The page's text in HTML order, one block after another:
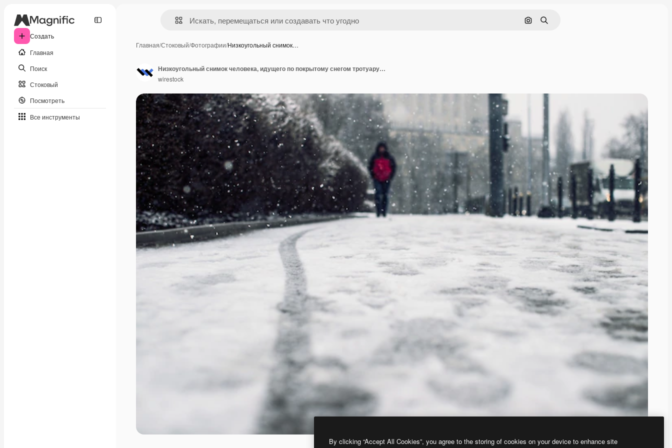
Создать
Главная
Поиск
Стоковый
Посмотреть
Все инструменты
Поиск по изображению
Поиск
Главная/Стоковый/Фотографии/Низкоугольный снимок…
Низкоугольный снимок человека, идущего по покрытому снегом тротуару под снегом
wirestock
By clicking “Accept All Cookies”, you agree to the storing of cookies on your device to enhance site